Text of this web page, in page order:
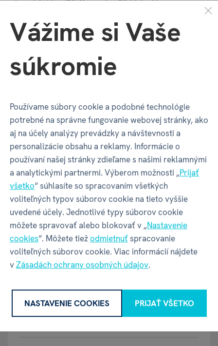
herné žetóny (25 čiernych a 25 bielych)
1 priehľadný žetón na označenie kategórie,
pravidlá v slovenčine
parametre produktU:
KVÍZOVÉ HRY ALBI
Vlastnosti
Kód produktu 12488
EAN 8590228022066
Katalógové číslo
Doba hrania 45+
Vážime si Vaše
súkromie
Používame súbory cookie a podobné technológie
potrebné na správne fungovanie webovej stránky, ako
aj na účely analýzy prevádzky a návštevnosti a
personalizácie obsahu a reklamy. Informácie o
používaní našej stránky zdieľame s našimi reklamnými
a analytickými partnermi. Výberom možnosti „Prijať
všetko“ súhlasíte so spracovaním všetkých
voliteľných typov súborov cookie na tieto vyššie
uvedené účely. Jednotlivé typy súborov cookie
môžete spravovať alebo blokovať v „Nastavenie
cookies“. Môžete tiežodmietnuťspracovanie
voliteľných súborov cookie. Viac informácií nájdete
vZásadách ochrany osobných údajov.
NASTAVENIE COOKIES PRIJAŤ VŠETKO